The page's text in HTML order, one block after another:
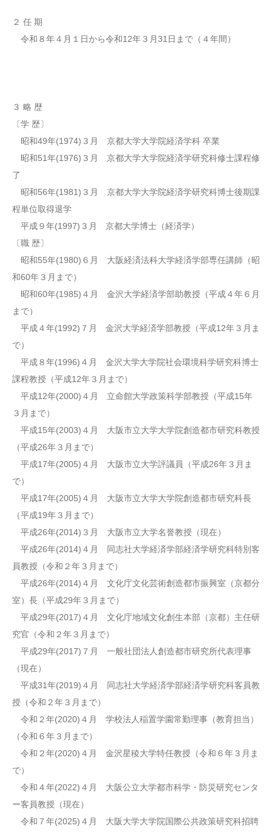
２ 任 期
令和８年４月１日から令和12年３月31日まで（４年間）
３ 略 歴
〔学 歴〕
昭和49年(1974)３月 京都大学大学院経済学科 卒業
昭和51年(1976)３月 京都大学大学院経済学研究科修士課程修
了
昭和56年(1981)３月 京都大学大学院経済学研究科博士後期課
程単位取得退学
平成９年(1997)３月 京都大学博士（経済学）
〔職 歴〕
昭和55年(1980)６月 大阪経済法科大学経済学部専任講師（昭
和60年３月まで）
昭和60年(1985)４月 金沢大学経済学部助教授（平成４年６月
まで）
平成４年(1992)７月 金沢大学経済学部教授（平成12年３月ま
で）
平成８年(1996)４月 金沢大学大学院社会環境科学研究科博士
課程教授（平成12年３月まで）
平成12年(2000)４月 立命館大学政策科学部教授（平成15年
３月まで）
平成15年(2003)４月 大阪市立大学大学院創造都市研究科教授
（平成26年３月まで）
平成17年(2005)４月 大阪市立大学評議員（平成26年３月ま
で）
平成17年(2005)４月 大阪市立大学大学院創造都市研究科長
（平成19年３月まで）
平成26年(2014)３月 大阪市立大学名誉教授（現在）
平成26年(2014)４月 同志社大学経済学部経済学研究科特別客
員教授（令和２年３月まで）
平成26年(2014)４月 文化庁文化芸術創造都市振興室（京都分
室）長（平成29年３月まで）
平成29年(2017)４月 文化庁地域文化創生本部（京都）主任研
究官（令和２年３月まで）
平成29年(2017)７月 一般社団法人創造都市研究所代表理事
（現在）
平成31年(2019)４月 同志社大学経済学部経済学研究科客員教
授（令和２年３月まで）
令和２年(2020)４月 学校法人稲置学園常勤理事（教育担当）
（令和６年３月まで）
令和２年(2020)４月 金沢星稜大学特任教授（令和６年３月ま
で）
令和４年(2022)４月 大阪公立大学都市科学・防災研究センタ
ー客員教授（現在）
令和７年(2025)４月 大阪大学大学院国際公共政策研究科招聘